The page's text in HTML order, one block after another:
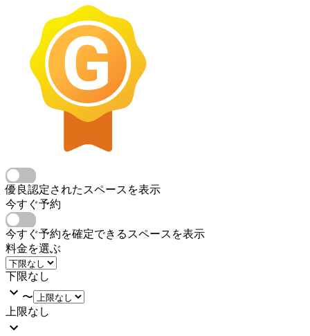
優良認定されたスペースを表示
今すぐ予約
今すぐ予約を確定できるスペースを表示
料金を選ぶ
下限なし
〜
上限なし